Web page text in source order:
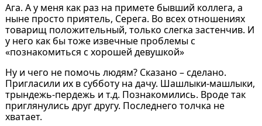
Ага. А у меня как раз на примете бывший коллега, а
ныне просто приятель, Серега. Во всех отношениях
товарищ положительный, только слегка застенчив. И
у него как бы тоже извечные проблемы с
«познакомиться с хорошей девушкой»
Ну и чего не помочь людям? Сказано – сделано.
Пригласили их в субботу на дачу. Шашлыки-машлыки,
трындежь-пердежь и т.д. Познакомились. Вроде так
приглянулись друг другу. Последнего толчка не
хватает.